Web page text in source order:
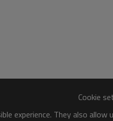
Cookie
experience. They also